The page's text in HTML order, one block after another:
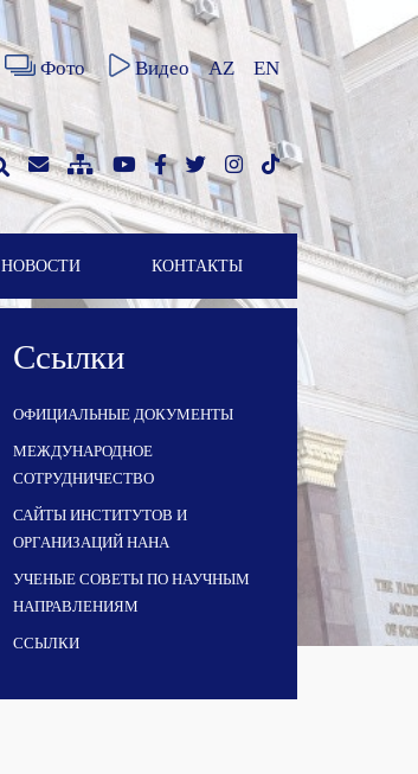
Фото Видео AZ EN
НОВОСТИ КОНТАКТЫ
Ссылки
ОФИЦИАЛЬНЫЕ ДОКУМЕНТЫ
МЕЖДУНАРОДНОЕ
СОТРУДНИЧЕСТВО
САЙТЫ ИНСТИТУТОВ И
ОРГАНИЗАЦИЙ НАНА
УЧЕНЫЕ СОВЕТЫ ПО НАУЧНЫМ
НАПРАВЛЕНИЯМ
ССЫЛКИ